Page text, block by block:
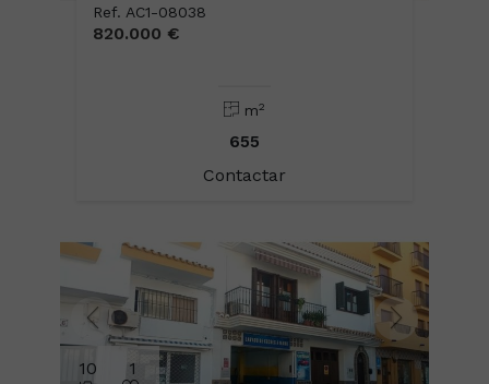
Ref. AC1-08038
820.000 €
m2
655
Contactar
10 1